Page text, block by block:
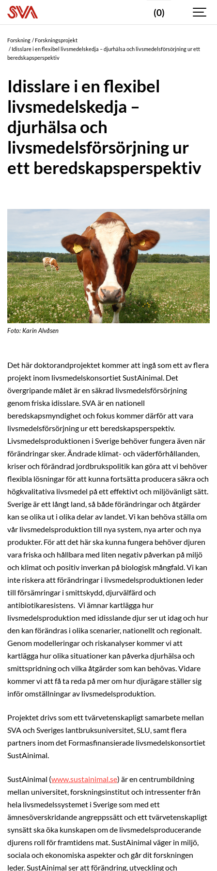
(0)
Forskning
Forskningsprojekt
Idisslare i en flexibel livsmedelskedja – djurhälsa och livsmedelsförsörjning ur ett
beredskapsperspektiv
Idisslare i en flexibel
livsmedelskedja –
djurhälsa och
livsmedelsförsörjning ur
ett beredskapsperspektiv
Foto: Karin Alvåsen
Det här doktorandprojektet kommer att ingå som ett av flera
projekt inom livsmedelskonsortiet SustAinimal. Det
övergripande målet är en säkrad livsmedelsförsörjning
genom friska idisslare. SVA är en nationell
beredskapsmyndighet och fokus kommer därför att vara
livsmedelsförsörjning ur ett beredskapsperspektiv.
Livsmedelsproduktionen i Sverige behöver fungera även när
förändringar sker. Ändrade klimat- och väderförhållanden,
kriser och förändrad jordbrukspolitik kan göra att vi behöver
flexibla lösningar för att kunna fortsätta producera säkra och
högkvalitativa livsmedel på ett effektivt och miljövänligt sätt.
Sverige är ett långt land, så både förändringar och åtgärder
kan se olika ut i olika delar av landet. Vi kan behöva ställa om
vår livsmedelsproduktion till nya system, nya arter och nya
produkter. För att det här ska kunna fungera behöver djuren
vara friska och hållbara med liten negativ påverkan på miljö
och klimat och positiv inverkan på biologisk mångfald. Vi kan
inte riskera att förändringar i livsmedelsproduktionen leder
till försämringar i smittskydd, djurvälfärd och
antibiotikaresistens. Vi ämnar kartlägga hur
livsmedelsproduktion med idisslande djur ser ut idag och hur
den kan förändras i olika scenarier, nationellt och regionalt.
Genom modelleringar och riskanalyser kommer vi att
kartlägga hur olika situationer kan påverka djurhälsa och
smittspridning och vilka åtgärder som kan behövas. Vidare
kommer vi att få ta reda på mer om hur djurägare ställer sig
inför omställningar av livsmedelsproduktion.
Projektet drivs som ett tvärvetenskapligt samarbete mellan
SVA och Sveriges lantbruksuniversitet, SLU, samt flera
partners inom det Formasfinansierade livsmedelskonsortiet
SustAinimal.
SustAinimal (www.sustainimal.se) är en centrumbildning
mellan universitet, forskningsinstitut och intressenter från
hela livsmedelssystemet i Sverige som med ett
ämnesöverskridande angreppssätt och ett tvärvetenskapligt
synsätt ska öka kunskapen om de livsmedelsproducerande
djurens roll för framtidens mat. SustAinimal väger in miljö,
sociala och ekonomiska aspekter och går dit forskningen
leder. SustAinimal ser att förändring, utveckling och